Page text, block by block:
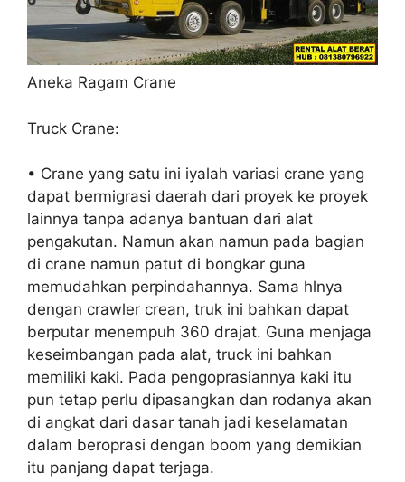
Aneka Ragam Crane
Truck Crane:
• Crane yang satu ini iyalah variasi crane yang
dapat bermigrasi daerah dari proyek ke proyek
lainnya tanpa adanya bantuan dari alat
pengakutan. Namun akan namun pada bagian
di crane namun patut di bongkar guna
memudahkan perpindahannya. Sama hlnya
dengan crawler crean, truk ini bahkan dapat
berputar menempuh 360 drajat. Guna menjaga
keseimbangan pada alat, truck ini bahkan
memiliki kaki. Pada pengoprasiannya kaki itu
pun tetap perlu dipasangkan dan rodanya akan
di angkat dari dasar tanah jadi keselamatan
dalam beroprasi dengan boom yang demikian
itu panjang dapat terjaga.